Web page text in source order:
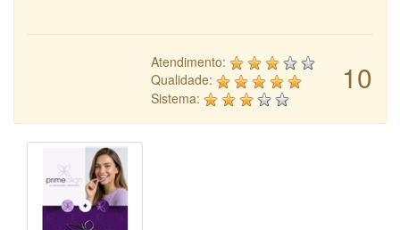
10
Atendimento:
Qualidade:
Sistema: